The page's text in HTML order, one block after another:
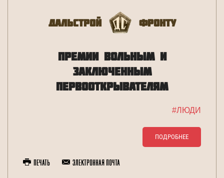
Дальстрой Фронту
ПРЕМИИ ВОЛЬНЫМ И
ЗАКЛЮЧЕННЫМ
ПЕРВООТКРЫВАТЕЛЯМ
#ЛЮДИ
ПОДРОБНЕЕ
Печать Электронная почта